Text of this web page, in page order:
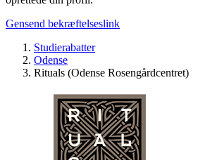
Gensend bekræftelseslink
Studierabatter
Odense
Rituals (Odense Rosengårdcentret)